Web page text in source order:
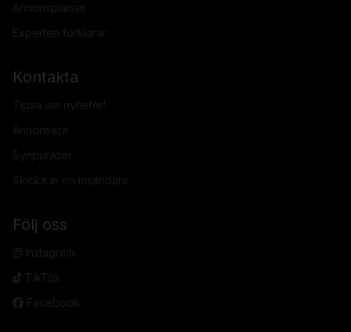
Annonsplatser
Experten förklarar
Kontakta
Tipsa om nyheter!
Annonsera
Synpunkter
Skicka in en insändare
Följ oss
Instagram
TikTok
Facebook